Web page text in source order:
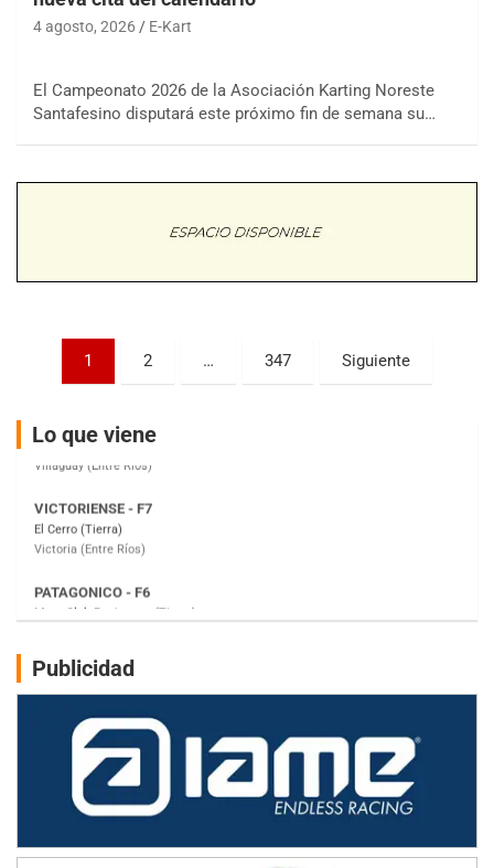
4 agosto, 2026 E-Kart
El Campeonato 2026 de la Asociación Karting Noreste
Santafesino disputará este próximo fin de semana su…
Paginación
entradas
1 2 … 347 Siguiente
Lo que viene
COBERTURA ESPECIAL DE E-KART.COM.AR
08/09-AGO
Parque de la Velocidad (Asfalto)
Villaguay (Entre Ríos)
El Cerro (Tierra)
Victoria (Entre Ríos)
Moto Club Reginense (Tierra)
Gral. E. Godoy (Río Negro)
Juventud Unida (Tierra)
Humboldt (Santa Fe)
Ciudad de Avellaneda (Asfalto)
Avellaneda (Santa Fe)
SUR SANTAFESINO - F4
José Samuel Sánchez (Tierra)
Rufino (Santa Fe)
TUCUMANO - F5
Publicidad